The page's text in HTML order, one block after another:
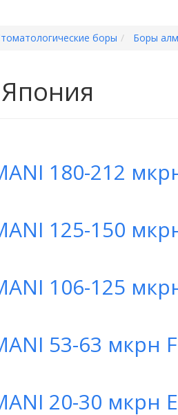
боры Боры
180-212
125-150
106-125
53-63 мкрн
20-30 мкрн